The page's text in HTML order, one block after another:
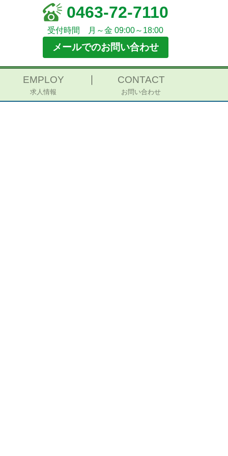
0463-72-7110
受付時間 月～金 09:00～18:00
メールでのお問い合わせ
EMPLOY
求人情報
CONTACT
お問い合わせ